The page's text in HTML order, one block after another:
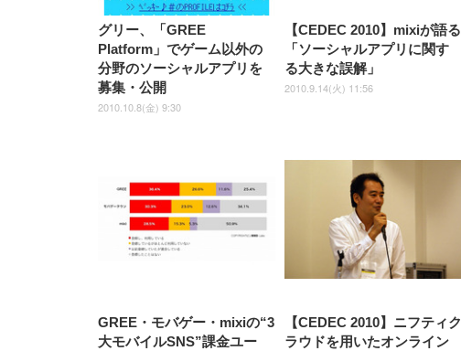
グリー、「GREE
Platform」でゲーム以外の
分野のソーシャルアプリを
募集・公開
2010.10.8(金) 9:30
【CEDEC 2010】mixiが語る
「ソーシャルアプリに関す
る大きな誤解」
2010.9.14(火) 11:56
GREE・モバゲー・mixiの“3
大モバイルSNS”課金ユー
【CEDEC 2010】ニフティク
ラウドを用いたオンライン